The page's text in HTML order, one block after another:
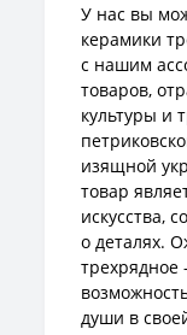
У нас вы
керамики
с нашим
товаров,
культуры и
изящной
товар
искусства,
о деталях.
трехрядное
души в